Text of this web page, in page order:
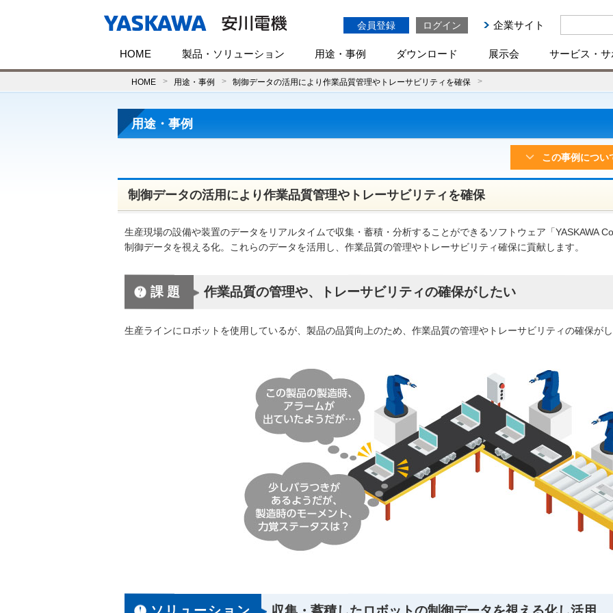
会員登録 ログイン 企業サイト
HOME 製品・ソリューション 用途・事例 ダウンロード 展示会 サービス・
HOME 用途・事例 制御データの活用により作業品質管理やトレーサビリティを確保
用途・事例
この事例につい
制御データの活用により作業品質管理やトレーサビリティを確保
生産現場の設備や装置のデータをリアルタイムで収集・蓄積・分析することができるソフトウェア「YASKAWA
制御データを視える化。これらのデータを活用し、作業品質の管理やトレーサビリティ確保に貢献します。
課題 作業品質の管理や、トレーサビリティの確保がしたい
生産ラインにロボットを使用しているが、製品の品質向上のため、作業品質の管理やトレーサビリティの確保が